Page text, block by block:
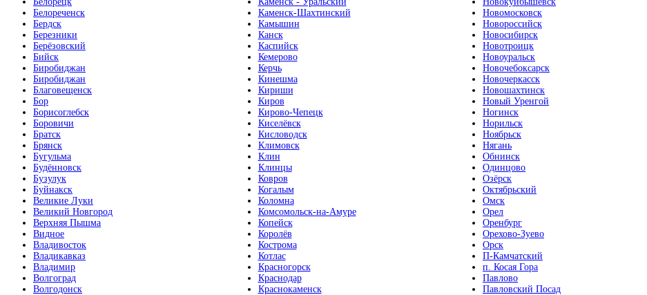
Белореченск
Бердск
Березники
Берёзовский
Бийск
Биробиджан
Биробиджан
Благовещенск
Бор
Борисоглебск
Боровичи
Братск
Брянск
Бугульма
Будённовск
Бузулук
Буйнакск
Великие Луки
Великий Новгород
Верхняя Пышма
Видное
Владивосток
Владикавказ
Владимир
Волгоград
Волгодонск
Каменск-Шахтинский
Камышин
Канск
Каспийск
Кемерово
Керчь
Кинешма
Кириши
Киров
Кирово-Чепецк
Киселёвск
Кисловодск
Климовск
Клин
Клинцы
Ковров
Когалым
Коломна
Комсомольск-на-Амуре
Копейск
Королёв
Кострома
Котлас
Красногорск
Краснодар
Краснокаменск
Новомосковск
Новороссийск
Новосибирск
Новотроицк
Новоуральск
Новочебоксарск
Новочеркасск
Новошахтинск
Новый Уренгой
Ногинск
Норильск
Ноябрьск
Нягань
Обнинск
Одинцово
Озёрск
Октябрьский
Омск
Орел
Оренбург
Орехово-Зуево
Орск
П-Камчатский
п. Косая Гора
Павлово
Павловский Посад